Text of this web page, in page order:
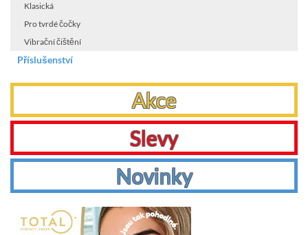
Klasická
Pro tvrdé čočky
Vibrační čištění
Příslušenství
Akce
Slevy
Novinky